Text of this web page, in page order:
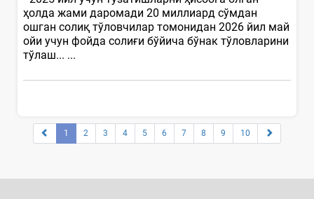
ҳолда жами даромади 20 миллиард сўмдан
ошган солиқ тўловчилар томонидан 2026 йил май
ойи учун фойда солиғи бўйича бўнак тўловларини
тўлаш... ...
1 2 3 4 5 6 7 8 9 10